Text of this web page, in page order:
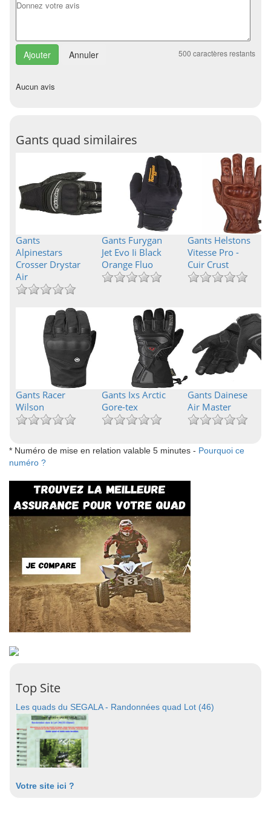
Annuler 500 caractères restants
Aucun avis
Gants quad similaires
Gants
Alpinestars
Crosser Drystar
Air
Gants Furygan
Jet Evo Ii Black
Orange Fluo
Gants Helstons
Vitesse Pro -
Cuir Crust
Gants Racer
Wilson
Gants Ixs Arctic
Gore-tex
Gants Dainese
Air Master
* Numéro de mise en relation valable 5 minutes - Pourquoi ce
numéro ?
Top Site
Les quads du SEGALA - Randonnées quad Lot (46)
Votre site ici ?